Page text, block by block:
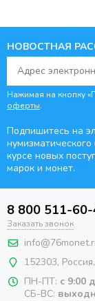
НОВОСТНАЯ
Нажимая на кнопку
оферты.
Подпишитесь на
курсе новых
марок и монет.
8 800 511-
Заказать звонок
152303, Россия,
ПН-ПТ: с 9:00
СБ-ВС: